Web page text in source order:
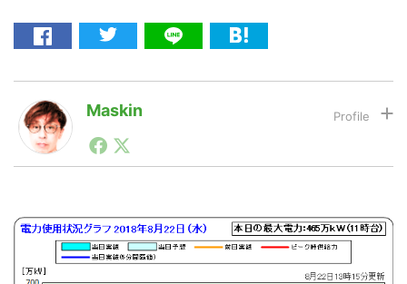
Maskin
1990年代初頭から記者としてまた起業家としてITスタ
ートアップ業界のハードウェアからソフトウェアの事業
生から普及成長までを最前線で見てきた生き字引として
注目される。通信キャリアのニュースポータルの創業デ
スクとして数億PV事業に。世界最大IT系メディア（ス
ペイン）の元日本編集長、World Innovation Lab(WiL)
Re:Work
AI
Drone
[Voice Edition]
[YouTube]
投資家登録